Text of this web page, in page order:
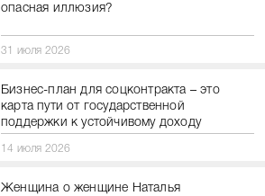
опасная иллюзия?
31 июля 2026
Бизнес-план для соцконтракта – это
карта пути от государственной
поддержки к устойчивому доходу
14 июля 2026
Женщина о женщине Наталья